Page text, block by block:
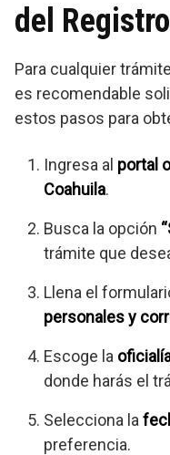
del
Para cualquier
es recomendable
estos pasos para
Ingresa al portal
Coahuila.
Busca la opción
trámite que
Llena el
personales y
Escoge la
donde harás el
Selecciona la
preferencia.